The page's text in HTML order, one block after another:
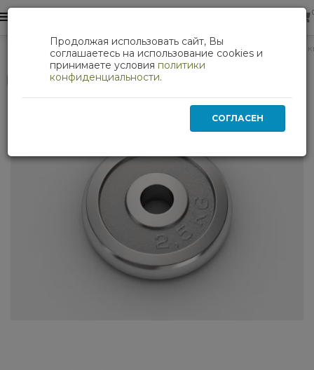
Силовые тренажеры Диск хромированный UNIX Fit 2.5
Нет в наличии
Продолжая использовать сайт, Вы
соглашаетесь на использование cookies и
принимаете условия политики
конфиденциальности.
СОГЛАСЕН